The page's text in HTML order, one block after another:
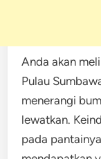
Anda akan
Pulau
menerangi
lewatkan.
pada